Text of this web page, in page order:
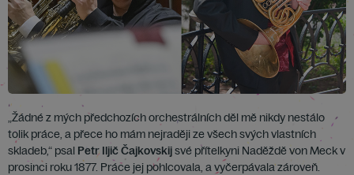
„Žádné z mých předchozích orchestrálních děl mě nikdy nestálo
tolik práce, a přece ho mám nejraději ze všech svých vlastních
skladeb,“ psal Petr Iljič Čajkovskijsvé přítelkyni Naděždě von Meck v
prosinci roku 1877. Práce jej pohlcovala, a vyčerpávala zároveň.